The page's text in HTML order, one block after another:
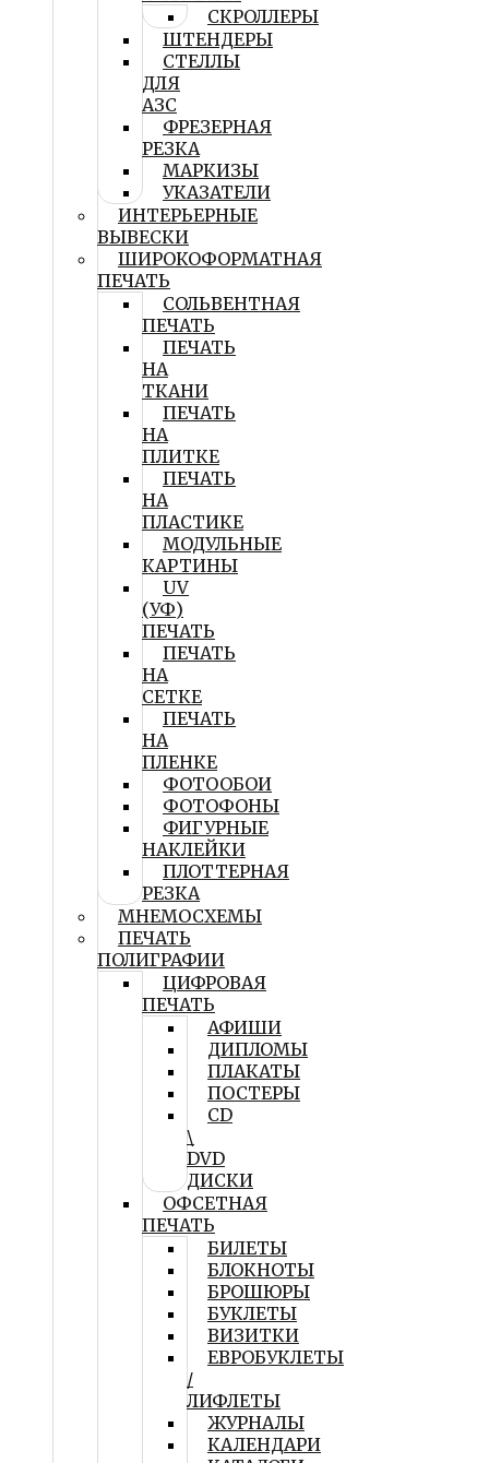
СКРОЛЛЕРЫ
ШТЕНДЕРЫ
СТЕЛЛЫ
ДЛЯ
АЗС
ФРЕЗЕРНАЯ
РЕЗКА
МАРКИЗЫ
УКАЗАТЕЛИ
ИНТЕРЬЕРНЫЕ
ВЫВЕСКИ
ШИРОКОФОРМАТНАЯ
ПЕЧАТЬ
СОЛЬВЕНТНАЯ
ПЕЧАТЬ
ПЕЧАТЬ
НА
ТКАНИ
ПЕЧАТЬ
НА
ПЛИТКЕ
ПЕЧАТЬ
НА
ПЛАСТИКЕ
МОДУЛЬНЫЕ
КАРТИНЫ
UV
(УФ)
ПЕЧАТЬ
ПЕЧАТЬ
НА
СЕТКЕ
ПЕЧАТЬ
НА
ПЛЕНКЕ
ФОТООБОИ
ФОТОФОНЫ
ФИГУРНЫЕ
НАКЛЕЙКИ
ПЛОТТЕРНАЯ
РЕЗКА
МНЕМОСХЕМЫ
ПЕЧАТЬ
ПОЛИГРАФИИ
ЦИФРОВАЯ
ПЕЧАТЬ
АФИШИ
ДИПЛОМЫ
ПЛАКАТЫ
ПОСТЕРЫ
CD
\
DVD
ДИСКИ
ОФСЕТНАЯ
ПЕЧАТЬ
БИЛЕТЫ
БЛОКНОТЫ
БРОШЮРЫ
БУКЛЕТЫ
ВИЗИТКИ
ЕВРОБУКЛЕТЫ
/
ЛИФЛЕТЫ
ЖУРНАЛЫ
КАЛЕНДАРИ